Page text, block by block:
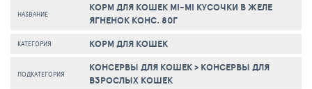
НАЗВАНИЕ
КОРМ ДЛЯ КОШЕК MI-MI КУСОЧКИ В ЖЕЛЕ
ЯГНЕНОК КОНС. 80Г
КАТЕГОРИЯ КОРМ ДЛЯ КОШЕК
ПОДКАТЕГОРИЯ КОНСЕРВЫ ДЛЯ КОШЕК> КОНСЕРВЫ ДЛЯ
ВЗРОСЛЫХ КОШЕК